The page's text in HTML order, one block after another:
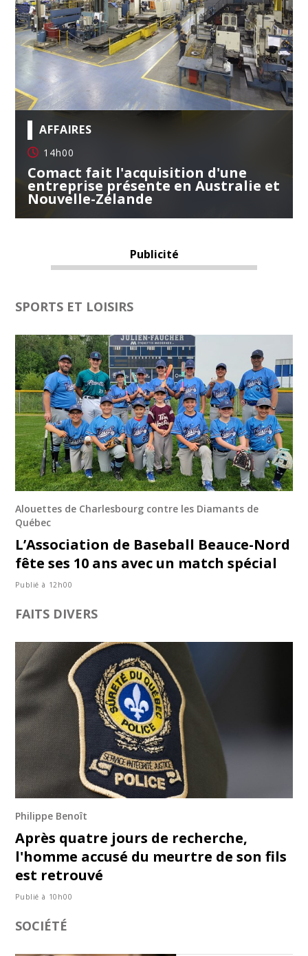
AFFAIRES
14h00
Comact fait l'acquisition d'une
entreprise présente en Australie et
Nouvelle-Zélande
Publicité
SPORTS ET LOISIRS
Alouettes de Charlesbourg contre les Diamants de
Québec
L’Association de Baseball Beauce-Nord
fête ses 10 ans avec un match spécial
Publié à 12h00
FAITS DIVERS
Philippe Benoît
Après quatre jours de recherche,
l'homme accusé du meurtre de son fils
est retrouvé
Publié à 10h00
SOCIÉTÉ